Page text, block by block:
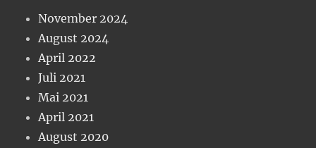
November 2024
August 2024
April 2022
Juli 2021
Mai 2021
April 2021
August 2020